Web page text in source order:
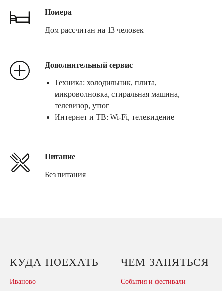
Номера
Дом рассчитан на 13 человек
Дополнительный сервис
Техника: холодильник, плита,
микроволновка, стиральная машина,
телевизор, утюг
Интернет и ТВ: Wi-Fi, телевидение
Питание
Без питания
КУДА ПОЕХАТЬ
Иваново
ЧЕМ ЗАНЯТЬСЯ
События и фестивали